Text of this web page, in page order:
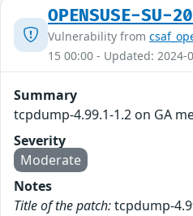
OPENSUSE-SU-
Vulnerability from
15 00:00 - Updated: 2024-
Summary
tcpdump-4.99.1-1.2 on GA
Severity
Moderate
Notes
Title of the patch:tcpdump-